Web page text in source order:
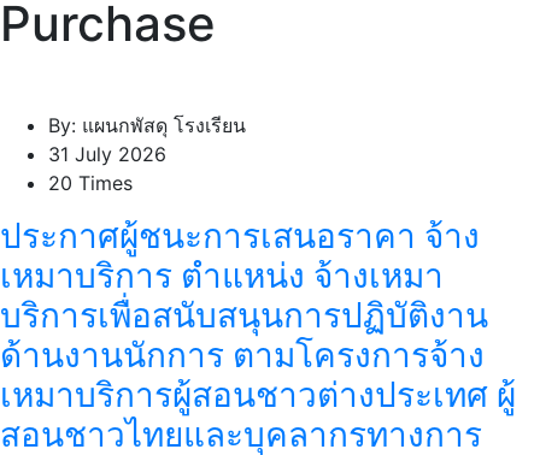
Purchase
By: แผนกพัสดุ โรงเรียน
31 July 2026
20 Times
ประกาศผู้ชนะการเสนอราคา จ้าง
เหมาบริการ ตำแหน่ง จ้างเหมา
บริการเพื่อสนับสนุนการปฏิบัติงาน
ด้านงานนักการ ตามโครงการจ้าง
เหมาบริการผู้สอนชาวต่างประเทศ ผู้
สอนชาวไทยและบุคลากรทางการ